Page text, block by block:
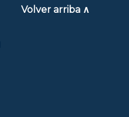
Volver arriba ∧